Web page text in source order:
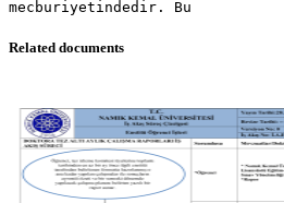
Related documents